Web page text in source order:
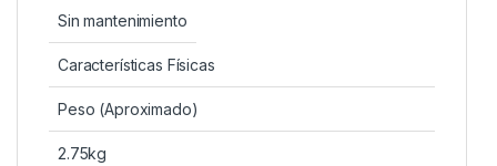
Sin mantenimiento
Características Físicas
Peso (Aproximado)
2.75kg